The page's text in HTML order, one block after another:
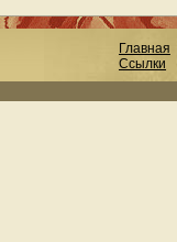
Главная
Ссылки